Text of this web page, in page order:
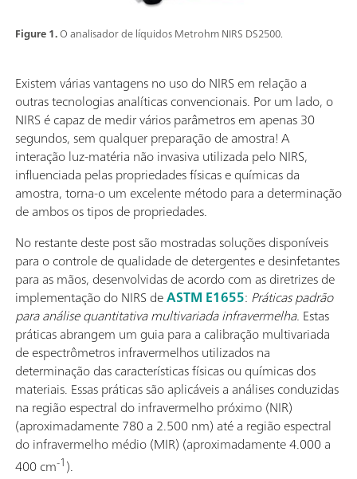
Figure 1.O analisador de líquidos Metrohm NIRS DS2500.
Existem várias vantagens no uso do NIRS em relação a
outras tecnologias analíticas convencionais. Por um lado, o
NIRS é capaz de medir vários parâmetros em apenas 30
segundos, sem qualquer preparação de amostra! A
interação luz-matéria não invasiva utilizada pelo NIRS,
influenciada pelas propriedades físicas e químicas da
amostra, torna-o um excelente método para a determinação
de ambos os tipos de propriedades.
No restante deste post são mostradas soluções disponíveis
para o controle de qualidade de detergentes e desinfetantes
para as mãos, desenvolvidas de acordo com as diretrizes de
implementação do NIRS deASTM E1655: Práticas padrão
para análise quantitativa multivariada infravermelha. Estas
práticas abrangem um guia para a calibração multivariada
de espectrômetros infravermelhos utilizados na
determinação das características físicas ou químicas dos
materiais. Essas práticas são aplicáveis a análises conduzidas
na região espectral do infravermelho próximo (NIR)
(aproximadamente 780 a 2.500 nm) até a região espectral
do infravermelho médio (MIR) (aproximadamente 4.000 a
400 cm-1).